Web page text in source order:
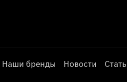
Наши бренды Новости